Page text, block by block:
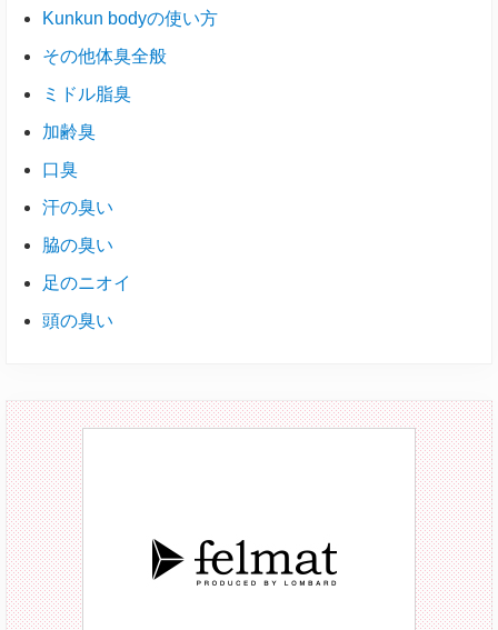
Kunkun bodyの使い方
その他体臭全般
ミドル脂臭
加齢臭
口臭
汗の臭い
脇の臭い
足のニオイ
頭の臭い